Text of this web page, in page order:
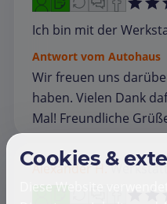
Ich bin mit der
Antwort vom Autohaus
Wir freuen uns
haben. Vielen Dank
Mal! Freundliche
Alexander H.Werkstatt
Cookies &
Diese Website